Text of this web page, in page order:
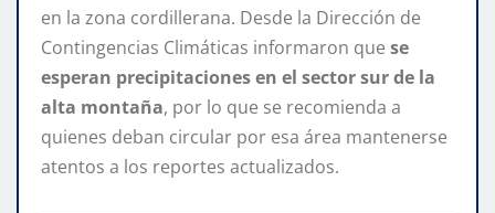
en la zona cordillerana. Desde la Dirección de
Contingencias Climáticas informaron que se
esperan precipitaciones en el sector sur de la
alta montaña, por lo que se recomienda a
quienes deban circular por esa área mantenerse
atentos a los reportes actualizados.